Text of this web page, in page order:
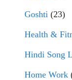
Goshti (23)
Health &
Hindi Song
Home Work